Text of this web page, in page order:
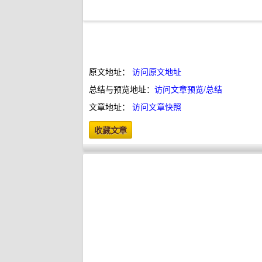
原文地址： 访问原文地址
总结与预览地址： 访问文章预览/总结
文章地址： 访问文章快照